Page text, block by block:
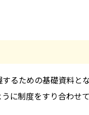
るための基礎資料
に制度をすり合わせ